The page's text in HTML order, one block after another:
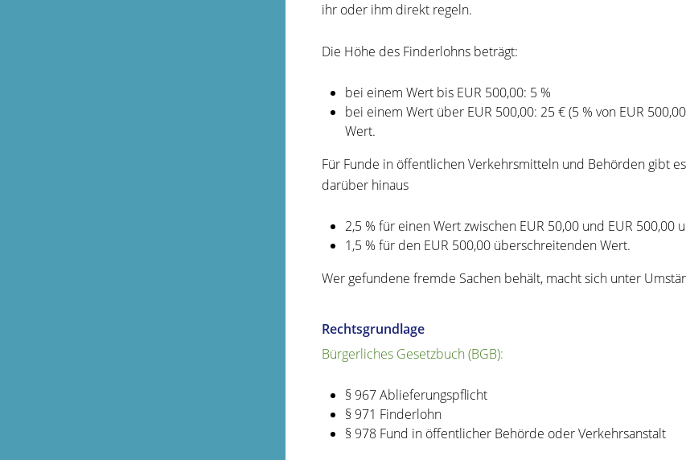
ihr oder ihm direkt regeln.
Die Höhe des Finderlohns beträgt:
bei einem Wert bis EUR 500,00: 5 %
bei einem Wert über EUR 500,00: 25 € (5 % von EUR
Wert.
Für Funde in öffentlichen Verkehrsmitteln und Behörden gibt
darüber hinaus
2,5 % für einen Wert zwischen EUR 50,00 und EUR 500,00
1,5 % für den EUR 500,00 überschreitenden Wert.
Wer gefundene fremde Sachen behält, macht sich unter
Rechtsgrundlage
Bürgerliches Gesetzbuch (BGB):
§ 967 Ablieferungspflicht
§ 971 Finderlohn
§ 978 Fund in öffentlicher Behörde oder Verkehrsanstalt